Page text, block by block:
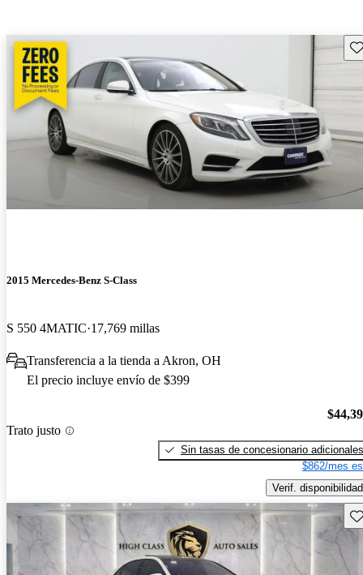
2015 Mercedes-Benz S-Class
S 550 4MATIC 17,769 millas
Transferencia a la tienda a Akron, OH
El precio incluye envío de $399
Trato justo
Sin tasas de concesionario adicionales
$862/mes
Verif. disponibilidad